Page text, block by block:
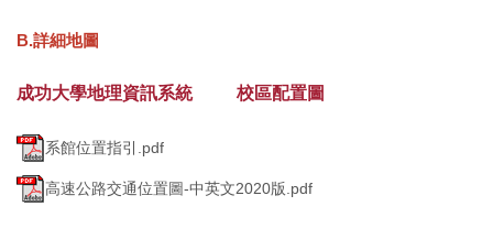
B.詳細地圖
成功大學地理資訊系統 校區配置圖
系館位置指引.pdf
高速公路交通位置圖-中英文2020版.pdf